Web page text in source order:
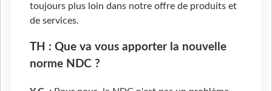
toujours plus loin dans notre offre de produits et
de services.
TH : Que va vous apporter la nouvelle
norme NDC ?